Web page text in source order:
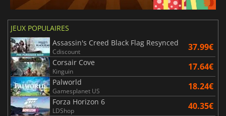
JEUX POPULAIRES
Assassin's Creed Black Flag Resynced
Cdiscount 37.99€
Corsair Cove
Kinguin 17.64€
Palworld
Gamesplanet US 18.24€
Forza Horizon 6
LDShop 40.35€